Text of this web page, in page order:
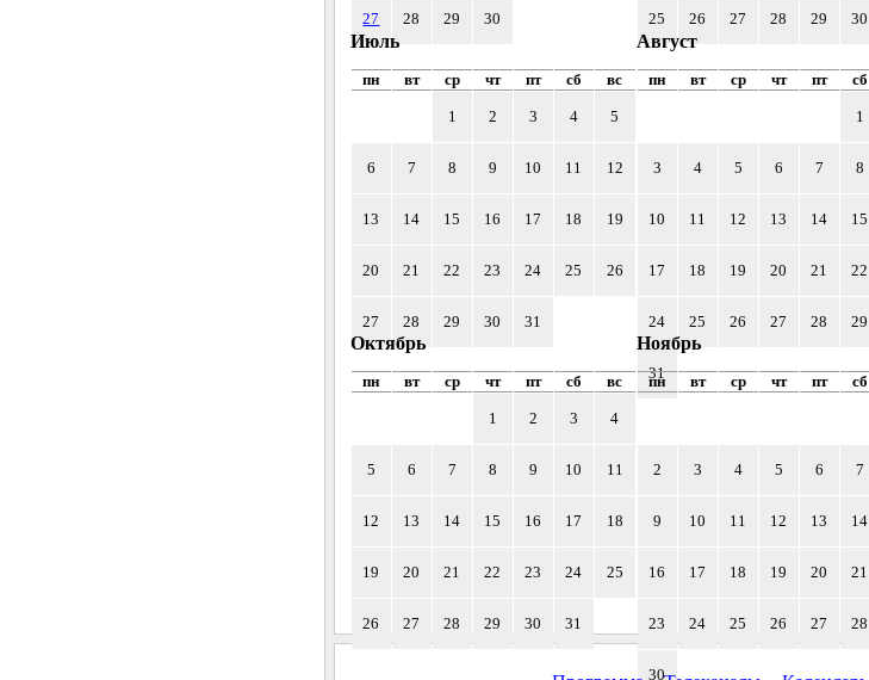
27 28 29 30 25 26 27 28 29 30
Июль
пн вт ср чт пт сб вс
1 2 3 4 5
6 7 8 9 10 11 12
13 14 15 16 17 18 19
20 21 22 23 24 25 26
27 28 29 30 31
Август
пн вт ср чт пт сб
1
3 4 5 6 7 8
10 11 12 13 14 15
17 18 19 20 21 22
24 25 26 27 28 29
31
Октябрь
пн вт ср чт пт сб вс
1 2 3 4
5 6 7 8 9 10 11
12 13 14 15 16 17 18
19 20 21 22 23 24 25
26 27 28 29 30 31
Ноябрь
пн вт ср чт пт сб
2 3 4 5 6 7
9 10 11 12 13 14
16 17 18 19 20 21
23 24 25 26 27 28
30